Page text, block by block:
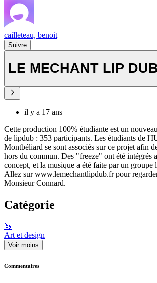
cailleteau, benoit
Suivre
LE MECHANT LIP
il y a 17 ans
Cette production 100% étudiante est un
de lipdub : 353 participants. Les étudiants de
Montbéliard se sont associés sur ce projet afin
hors du commun. Des "freeze" ont été intégrés
concept, et la musique a été faite par un
Allez sur www.lemechantlipdub.fr pour
Monsieur Connard.
Catégorie
🦄
Art et design
Voir moins
Commentaires